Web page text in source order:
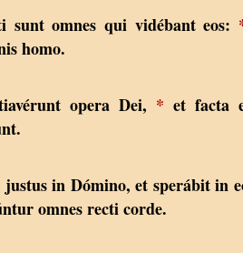
sunt omnes qui vidébant eos:
homo.
opera Dei, * et facta
in Dómino, et sperábit in
omnes recti corde.